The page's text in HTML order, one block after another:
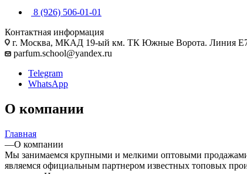
8 (926) 506-01-01
Контактная информация
г. Москва, МКАД 19-ый км. ТК Южные Ворота. Линия
parfum.school@yandex.ru
Telegram
WhatsApp
О компании
Главная
—О компании
Мы занимаемся крупными и мелкими оптовыми продажами
являемся официальным партнером известных топовых